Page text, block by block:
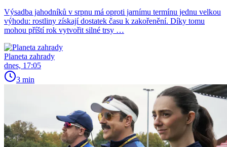
Výsadba jahodníků v srpnu má oproti jarnímu termínu jednu velkou
výhodu: rostliny získají dostatek času k zakořenění. Díky tomu
mohou příští rok vytvořit silné trsy …
Planeta zahrady
dnes, 17:05
3 min